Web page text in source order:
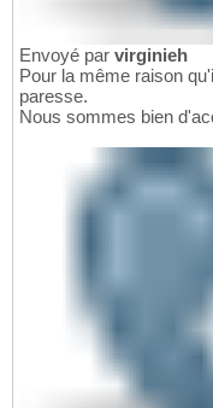
Envoyé par virginieh
Pour la même raison
paresse.
Nous sommes bien